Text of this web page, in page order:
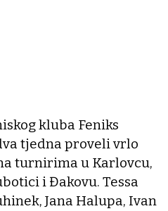
kluba Feniks
tjedna proveli vrlo
turnirima u Karlovcu,
i Đakovu. Tessa
Jana Halupa, Ivan